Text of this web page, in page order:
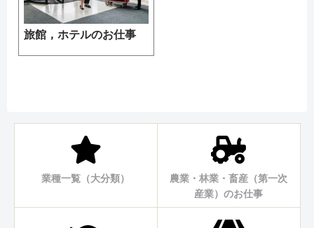
旅館，ホテルのお仕事
業種一覧（大分類）
農業・林業・畜産（第一次
産業）のお仕事